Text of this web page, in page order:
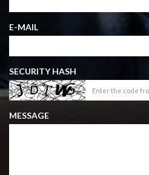
E-MAIL
SECURITY HASH
MESSAGE